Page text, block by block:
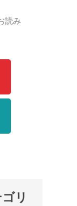
読み
リ